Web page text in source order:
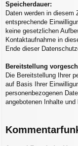
Speicherdauer:
Daten werden in diesem
entsprechende
keine gesetzlichen
Kontaktaufnahme in
Ende dieser
Bereitstellung
Die Bereitstellung Ihrer
auf Basis Ihrer
personenbezogenen
angebotenen Inhalte und